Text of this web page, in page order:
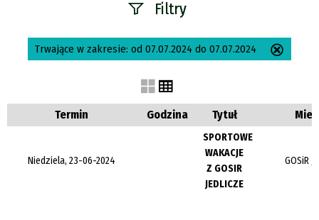
Filtry
Szukana fraza
Kategoria
Trwające w zakresie: od 07.07.2024 do 07.07.2024
Termin Godzina Tytuł
Niedziela, 23-06-2024
SPORTOWE
WAKACJE
Z GOSIR
JEDLICZE
GOSiR